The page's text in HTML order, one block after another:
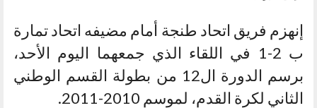
إنهزم فريق اتحاد طنجة أمام مضيفه اتحاد تمارة
ب 2-1 في اللقاء الذي جمعهما اليوم الأحد،
برسم الدورة ال12 من بطولة القسم الوطني
الثاني لكرة القدم، لموسم 2010-2011.